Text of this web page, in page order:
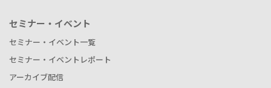
セミナー・イベント
セミナー・イベント一覧
セミナー・イベントレポート
アーカイブ配信